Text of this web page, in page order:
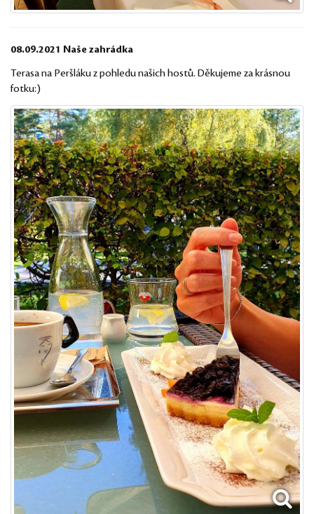
08.09.2021 Naše zahrádka
Terasa na Peršláku z pohledu našich hostů. Děkujeme za krásnou
fotku:)